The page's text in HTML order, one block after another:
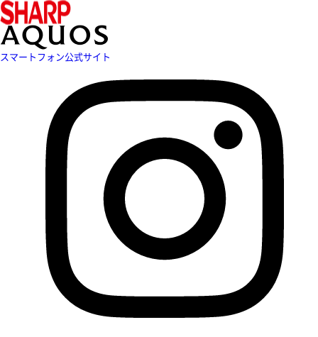
スマートフォン公式サイト